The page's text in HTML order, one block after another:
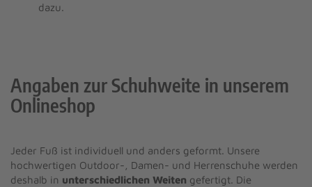
dazu.
Angaben zur Schuhweite in unserem
Onlineshop
Jeder Fuß ist individuell und anders geformt. Unsere
hochwertigen Outdoor-, Damen- und Herrenschuhe werden
deshalb in unterschiedlichen Weiten gefertigt. Die